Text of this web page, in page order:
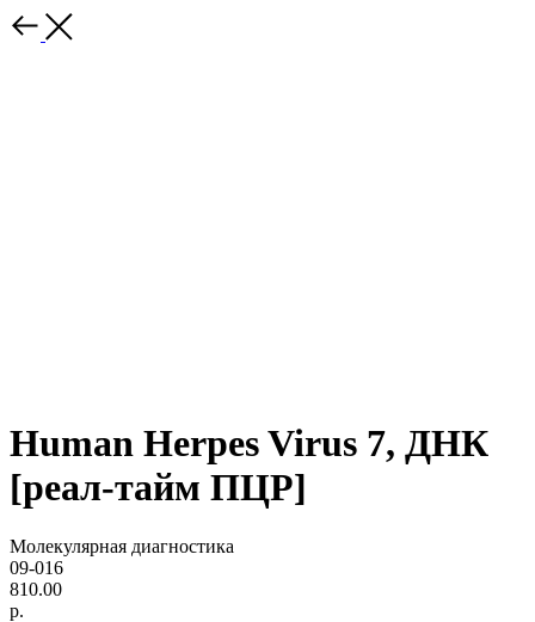
Human Herpes Virus 7, ДНК
[реал-тайм ПЦР]
Молекулярная диагностика
09-016
810.00
р.